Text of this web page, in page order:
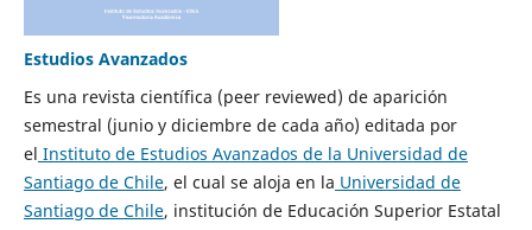
Estudios Avanzados
Es una revista científica (peer reviewed) de aparición
semestral (junio y diciembre de cada año) editada por
el Instituto de Estudios Avanzados de la Universidad de
Santiago de Chile, el cual se aloja en la Universidad de
Santiago de Chile, institución de Educación Superior Estatal